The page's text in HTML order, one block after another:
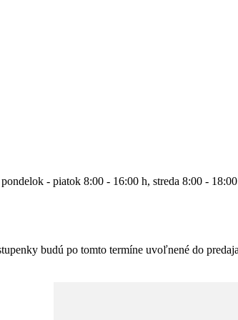
- piatok 8:00 - 16:00 h, streda 8:00 -
budú po tomto termíne uvoľnené do